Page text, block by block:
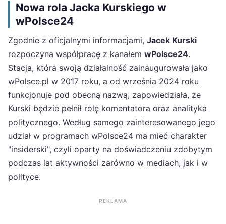
Nowa rola Jacka Kurskiego w
wPolsce24
Zgodnie z oficjalnymi informacjami, Jacek Kurski
rozpoczyna współpracę z kanałem wPolsce24.
Stacja, która swoją działalność zainaugurowała jako
wPolsce.pl w 2017 roku, a od września 2024 roku
funkcjonuje pod obecną nazwą, zapowiedziała, że
Kurski będzie pełnił rolę komentatora oraz analityka
politycznego. Według samego zainteresowanego jego
udział w programach wPolsce24 ma mieć charakter
"insiderski", czyli oparty na doświadczeniu zdobytym
podczas lat aktywności zarówno w mediach, jak i w
polityce.
REKLAMA